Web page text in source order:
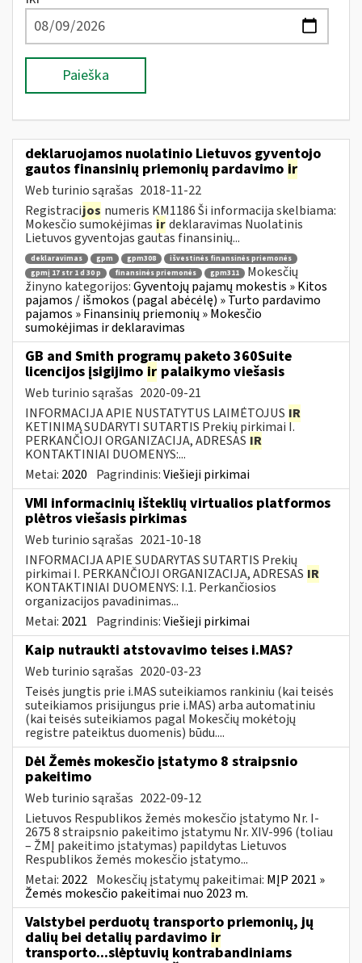
Paieška
deklaruojamos nuolatinio Lietuvos gyventojo
gautos finansinių priemonių pardavimo ir
Web turinio sąrašas 2018-11-22
Registracijos numeris KM1186 Ši informacija skelbiama:
Mokesčio sumokėjimas irdeklaravimas Nuolatinis
Lietuvos gyventojas gautas finansinių...
deklaravimas gpm gpm308
išvestinės finansinės priemonės
gpmį 17 str 1 d 30 p
finansinės priemonės gpm311
Mokesčių
žinyno kategorijos:Gyventojų pajamų mokestis » Kitos
pajamos / išmokos (pagal abėcėlę) » Turto pardavimo
pajamos » Finansinių priemonių » Mokesčio
sumokėjimas ir deklaravimas
GB and Smith programų paketo 360Suite
licencijos įsigijimo ir palaikymo viešasis
Web turinio sąrašas 2020-09-21
INFORMACIJA APIE NUSTATYTUS LAIMĖTOJUS IR
KETINIMĄ SUDARYTI SUTARTIS Prekių pirkimai I.
PERKANČIOJI ORGANIZACIJA, ADRESAS IR
KONTAKTINIAI DUOMENYS:...
Metai: 2020 Pagrindinis:Viešieji pirkimai
VMI informacinių išteklių virtualios platformos
plėtros viešasis pirkimas
Web turinio sąrašas 2021-10-18
INFORMACIJA APIE SUDARYTAS SUTARTIS Prekių
pirkimai I. PERKANČIOJI ORGANIZACIJA, ADRESAS IR
KONTAKTINIAI DUOMENYS: I.1. Perkančiosios
organizacijos pavadinimas...
Metai: 2021 Pagrindinis:Viešieji pirkimai
Kaip nutraukti atstovavimo teises i.MAS?
Web turinio sąrašas 2020-03-23
Teisės jungtis prie i.MAS suteikiamos rankiniu (kai teisės
suteikiamos prisijungus prie i.MAS) arba automatiniu
(kai teisės suteikiamos pagal Mokesčių mokėtojų
registre pateiktus duomenis) būdu....
Dėl Žemės mokesčio įstatymo 8 straipsnio
pakeitimo
Web turinio sąrašas 2022-09-12
Lietuvos Respublikos žemės mokesčio įstatymo Nr. I-
2675 8 straipsnio pakeitimo įstatymu Nr. XIV-996 (toliau
– ŽMĮ pakeitimo įstatymas) papildytas Lietuvos
Respublikos žemės mokesčio įstatymo...
Metai: 2022 Mokesčių įstatymų pakeitimai: MĮP 2021 »
Žemės mokesčio pakeitimai nuo 2023 m.
Valstybei perduotų transporto priemonių, jų
dalių bei detalių pardavimo ir
transporto...slėptuvių kontrabandiniams